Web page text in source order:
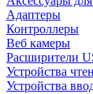
Адаптеры
Контроллеры
Веб камеры
Расширители
Устройства
Устройства